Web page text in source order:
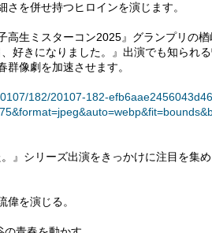
を併せ持つヒロインを演じます。
高生ミスターコン2025』グランプリの楢
好きになりました。』出演でも知られ
像劇を加速させます。
182/20107-182-
』シリーズ出演をきっかけに注目を集
を演じる。